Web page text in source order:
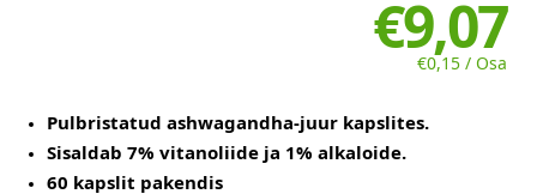
€9,07
€0,15 / Osa
Pulbristatud ashwagandha-juur kapslites.
Sisaldab 7% vitanoliide ja 1% alkaloide.
60 kapslit pakendis